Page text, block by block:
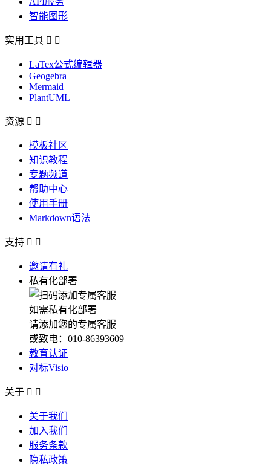
智能图形
实用工具  
LaTex公式编辑器
Geogebra
Mermaid
PlantUML
资源  
模板社区
知识教程
专题频道
帮助中心
使用手册
Markdown语法
支持  
邀请有礼
私有化部署
如需私有化部署
请添加您的专属客服
或致电：010-86393609
教育认证
对标Visio
关于  
关于我们
加入我们
服务条款
隐私政策